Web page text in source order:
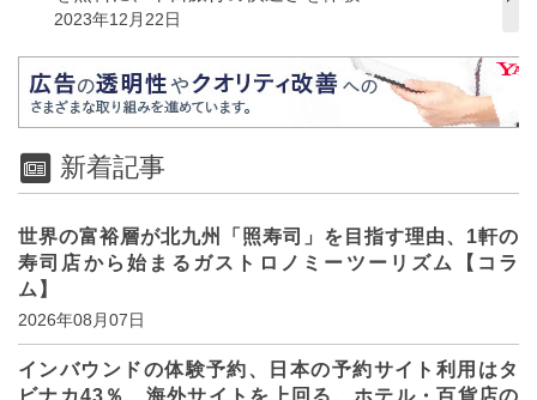
2023年12月22日
新着記事
世界の富裕層が北九州「照寿司」を目指す理由、1軒の
寿司店から始まるガストロノミーツーリズム【コラ
ム】
2026年08月07日
インバウンドの体験予約、日本の予約サイト利用はタ
ビナカ43％、海外サイトを上回る、ホテル・百貨店の